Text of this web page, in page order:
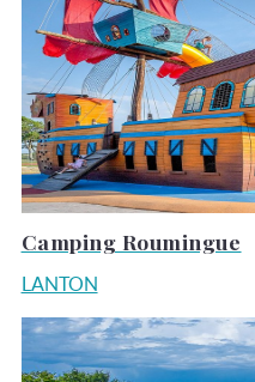
Camping Roumingue
LANTON